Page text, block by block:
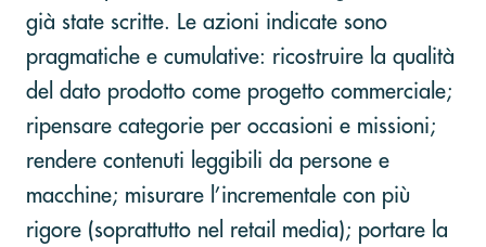
già state scritte. Le azioni indicate sono
pragmatiche e cumulative: ricostruire la qualità
del dato prodotto come progetto commerciale;
ripensare categorie per occasioni e missioni;
rendere contenuti leggibili da persone e
macchine; misurare l’incrementale con più
rigore (soprattutto nel retail media); portare la